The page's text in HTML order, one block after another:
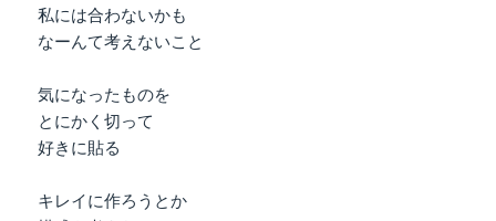
私には合わないかも
なーんて考えないこと
気になったものを
とにかく切って
好きに貼る
キレイに作ろうとか